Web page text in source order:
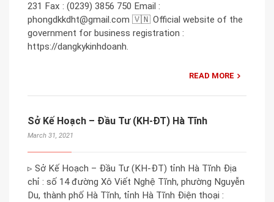
231 Fax : (0239) 3856 750 Email :
phongdkkdht@gmail.com 🇻🇳 Official website of the
government for business registration :
https://dangkykinhdoanh.
READ MORE
Sở Kế Hoạch – Đầu Tư (KH-ĐT) Hà Tĩnh
March 31, 2021
▹ Sở Kế Hoạch – Đầu Tư (KH-ĐT) tỉnh Hà Tĩnh Địa
chỉ : số 14 đường Xô Viết Nghệ Tĩnh, phường Nguyễn
Du, thành phố Hà Tĩnh, tỉnh Hà Tĩnh Điện thoại :